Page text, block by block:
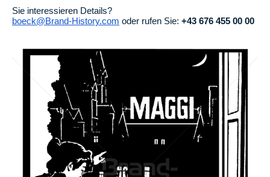
Sie interessieren Details?
boeck@Brand-History.com oder rufen Sie: +43 676 455 00 00